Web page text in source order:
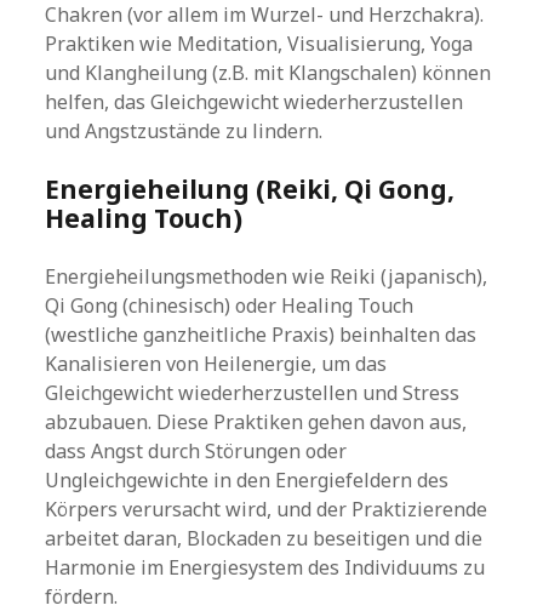
Chakren (vor allem im Wurzel- und Herzchakra).
Praktiken wie Meditation, Visualisierung, Yoga
und Klangheilung (z.B. mit Klangschalen) können
helfen, das Gleichgewicht wiederherzustellen
und Angstzustände zu lindern.
Energieheilung (Reiki, Qi Gong,
Healing Touch)
Energieheilungsmethoden wie Reiki (japanisch),
Qi Gong (chinesisch) oder Healing Touch
(westliche ganzheitliche Praxis) beinhalten das
Kanalisieren von Heilenergie, um das
Gleichgewicht wiederherzustellen und Stress
abzubauen. Diese Praktiken gehen davon aus,
dass Angst durch Störungen oder
Ungleichgewichte in den Energiefeldern des
Körpers verursacht wird, und der Praktizierende
arbeitet daran, Blockaden zu beseitigen und die
Harmonie im Energiesystem des Individuums zu
fördern.